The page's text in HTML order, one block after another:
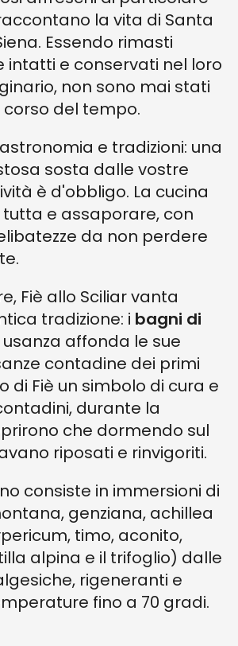
la vita di Santa
Essendo rimasti
e conservati nel loro
non sono mai stati
del tempo.
e tradizioni: una
sosta dalle vostre
è d'obbligo. La cucina
e assaporare, con
da non perdere
Fiè allo Sciliar vanta
tradizione: i bagni di
usanza affonda le sue
contadine dei primi
di Fiè un simbolo di cura e
durante la
che dormendo sul
riposati e rinvigoriti.
consiste in immersioni di
genziana, achillea
timo, aconito,
alpina e il trifoglio) dalle
rigeneranti e
fino a 70 gradi.